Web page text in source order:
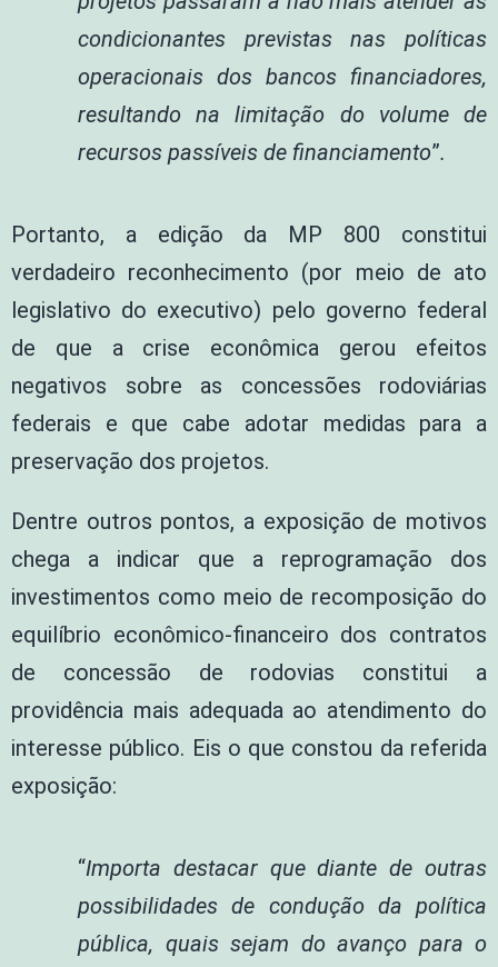
condicionantes previstas nas políticas
operacionais dos bancos financiadores,
resultando na limitação do volume de
recursos passíveis de financiamento”.
Portanto, a edição da MP 800 constitui
verdadeiro reconhecimento (por meio de ato
legislativo do executivo) pelo governo federal
de que a crise econômica gerou efeitos
negativos sobre as concessões rodoviárias
federais e que cabe adotar medidas para a
preservação dos projetos.
Dentre outros pontos, a exposição de motivos
chega a indicar que a reprogramação dos
investimentos como meio de recomposição do
equilíbrio econômico-financeiro dos contratos
de concessão de rodovias constitui a
providência mais adequada ao atendimento do
interesse público. Eis o que constou da referida
exposição:
“Importa destacar que diante de outras
possibilidades de condução da política
pública, quais sejam do avanço para o